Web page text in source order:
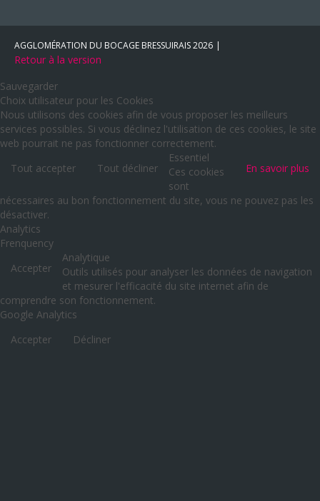
AGGLOMÉRATION DU BOCAGE BRESSUIRAIS2026
Retour à la version
Sauvegarder
Choix utilisateur pour les Cookies
Nous utilisons des cookies afin de vous proposer les meilleurs
services possibles. Si vous déclinez l'utilisation de ces cookies, le site
web pourrait ne pas fonctionner correctement.
Tout accepter
Tout décliner En savoir plus
Essentiel
Ces cookies
sont
nécessaires au bon fonctionnement du site, vous ne pouvez pas les
désactiver.
Analytics
Frenquency
Accepter
Analytique
Outils utilisés pour analyser les données de navigation
et mesurer l'efficacité du site internet afin de
comprendre son fonctionnement.
Google Analytics
Accepter
Décliner